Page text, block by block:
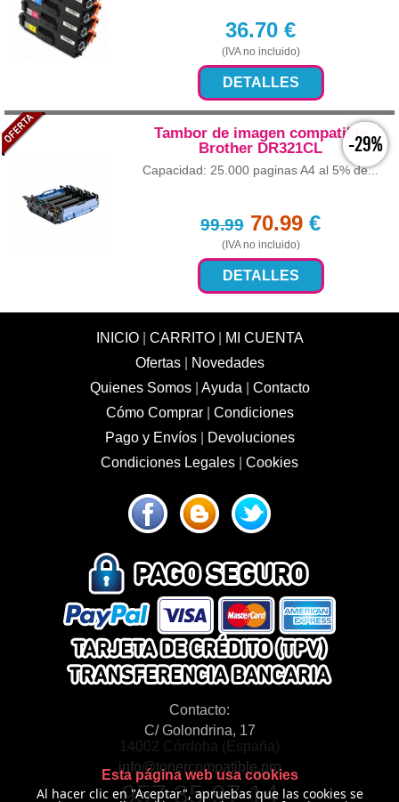
36.70 €
(IVA no incluido)
DETALLES
-29%
Tambor de imagen compatible
Brother DR321CL
Capacidad: 25.000 paginas A4 al 5% de...
99.99 70.99 €
(IVA no incluido)
DETALLES
INICIO| CARRITO|
MI CUENTA
Ofertas|
Novedades
Quienes Somos| Ayuda
Contacto
Cómo Comprar| Condiciones
Pago y Envíos|
Devoluciones
Condiciones Legales
Cookies
Contacto:
C/ Golondrina, 17
14002 Córdoba (España)
info@tonercompatible.pro
957 35 97 14
Esta página web usa cookies
Al hacer clic en "Aceptar", apruebas que las cookies se